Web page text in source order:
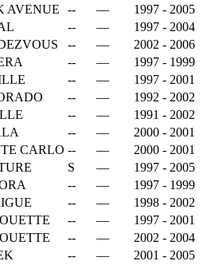
AVENUE -- —
1997 - 2005
-- —
1997 - 2004
-- —
2002 - 2006
-- —
1997 - 1999
-- —
1997 - 2001
-- —
1992 - 2002
-- —
1991 - 2002
-- —
2000 - 2001
CARLO -- —
2000 - 2001
S —
1997 - 2005
-- —
1997 - 1999
-- —
1998 - 2002
-- —
1997 - 2001
-- —
2002 - 2004
-- —
2001 - 2005